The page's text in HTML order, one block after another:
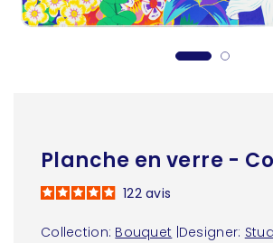
Planche en verre -
Collection: Bouquet Designer:
122avis